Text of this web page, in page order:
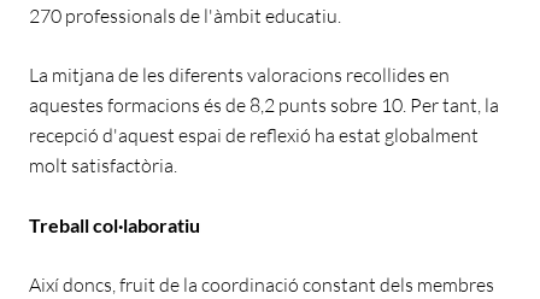
270 professionals de l'àmbit educatiu.
La mitjana de les diferents valoracions recollides en
aquestes formacions és de 8,2 punts sobre 10. Per tant, la
recepció d'aquest espai de reflexió ha estat globalment
molt satisfactòria.
Treball col·laboratiu
Així doncs, fruit de la coordinació constant dels membres